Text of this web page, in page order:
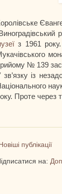
з 1961 року.
№ 139
зв’язку із
Проте через
публікації
на: